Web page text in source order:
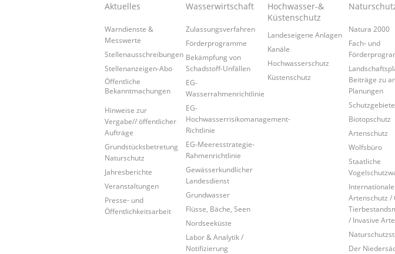
Aktuelles
Warndienste &
Messwerte
Stellenausschreibungen
Stellenanzeigen-Abo
Öffentliche
Bekanntmachungen
Hinweise zur
Vergabe// öffentlicher
Aufträge
Grundstücksbetretung
Naturschutz
Jahresberichte
Veranstaltungen
Presse- und
Öffentlichkeitsarbeit
Wasserwirtschaft
Zulassungsverfahren
Förderprogramme
Bekämpfung von
Schadstoff-Unfällen
EG-
Wasserrahmenrichtlinie
EG-
Hochwasserrisikomanagement-
Richtlinie
EG-Meeresstrategie-
Rahmenrichtlinie
Gewässerkundlicher
Landesdienst
Grundwasser
Flüsse, Bäche, Seen
Nordseeküste
Labor & Analytik /
Notifizierung
Hochwasser-&
Küstenschutz
Landeseigene Anlagen
Kanäle
Hochwasserschutz
Küstenschutz
Natura 2000
Fach- und
Beiträge zu
Planungen
Schutzgebiete
Biotopschutz
Artenschutz
Wolfsbüro
Staatliche
Artenschutz /
/ Invasive
Der